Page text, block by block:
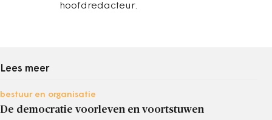
hoofdredacteur.
Lees meer
bestuur en organisatie
De democratie voorleven en voortstuwen